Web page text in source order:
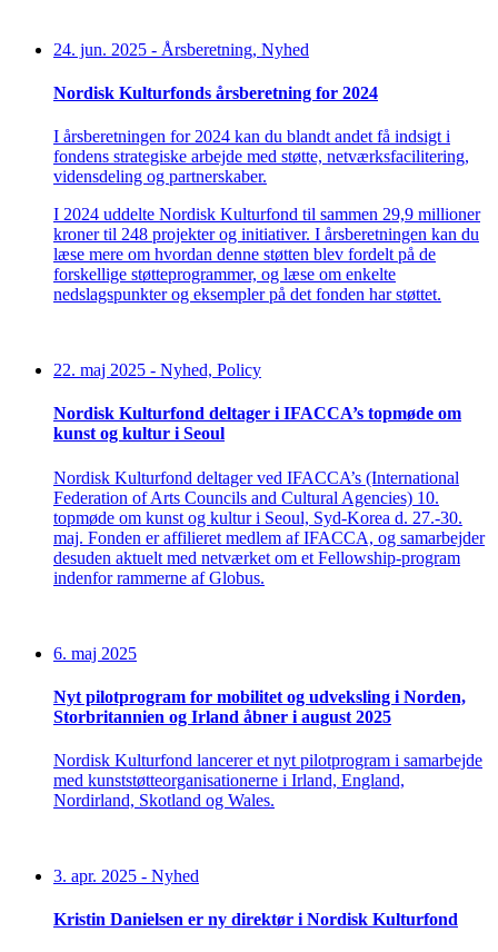
24. jun. 2025 - Årsberetning, Nyhed
Nordisk Kulturfonds årsberetning for 2024
I årsberetningen for 2024 kan du blandt andet få indsigt i
fondens strategiske arbejde med støtte, netværksfacilitering,
vidensdeling og partnerskaber.
I 2024 uddelte Nordisk Kulturfond til sammen 29,9 millioner
kroner til 248 projekter og initiativer. I årsberetningen kan du
læse mere om hvordan denne støtten blev fordelt på de
forskellige støtteprogrammer, og læse om enkelte
nedslagspunkter og eksempler på det fonden har støttet.
22. maj 2025 - Nyhed, Policy
Nordisk Kulturfond deltager i IFACCA’s topmøde om
kunst og kultur i Seoul
Nordisk Kulturfond deltager ved IFACCA’s (International
Federation of Arts Councils and Cultural Agencies) 10.
topmøde om kunst og kultur i Seoul, Syd-Korea d. 27.-30.
maj. Fonden er affilieret medlem af IFACCA, og samarbejder
desuden aktuelt med netværket om et Fellowship-program
indenfor rammerne af Globus.
6. maj 2025
Nyt pilotprogram for mobilitet og udveksling i Norden,
Storbritannien og Irland åbner i august 2025
Nordisk Kulturfond lancerer et nyt pilotprogram i samarbejde
med kunststøtteorganisationerne i Irland, England,
Nordirland, Skotland og Wales.
3. apr. 2025 - Nyhed
Kristin Danielsen er ny direktør i Nordisk Kulturfond